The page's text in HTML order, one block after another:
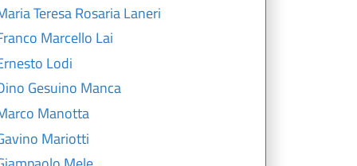
Teresa Rosaria Laneri
Marcello Lai
Lodi
Gesuino Manca
Manotta
Mariotti